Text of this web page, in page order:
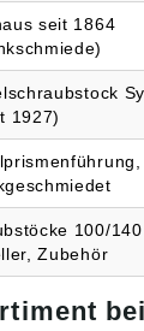
seit 1864
1927)
100/140
Zubehör